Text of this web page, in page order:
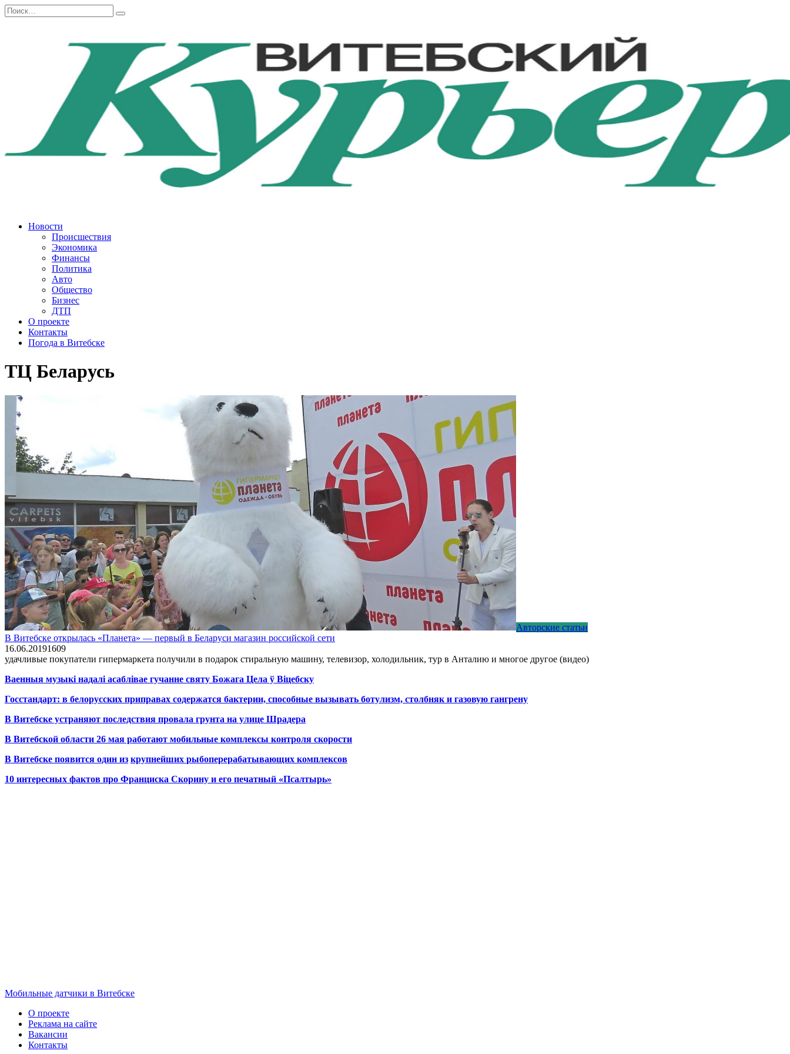
Перейти
к
Search
for:
Новости
Происшествия
Экономика
Финансы
Политика
Авто
Общество
Бизнес
ДТП
О проекте
Контакты
Погода в Витебске
ТЦ Беларусь
Авторские статьи
В Витебске открылась «Планета» — первый в Беларуси магазин российской сети
16.06.20191609
удачливые покупатели гипермаркета получили в подарок стиральную машину, телевизор, холодильник, тур в Анталию и многое другое (видео)
Ваенныя музыкі надалі асаблівае гучанне святу Божага Цела ў Віцебску
Госстандарт: в белорусских приправах содержатся бактерии, способные вызывать ботулизм, столбняк и газовую гангрену
В Витебске устраняют последствия провала грунта на улице Шрадера
В Витебской области 26 мая работают мобильные комплексы контроля скорости
В Витебске появится один из крупнейших рыбоперерабатывающих комплексов
10 интересных фактов про Франциска Скорину и его печатный «Псалтырь»
Мобильные датчики в Витебске
О проекте
Реклама на сайте
Вакансии
Контакты